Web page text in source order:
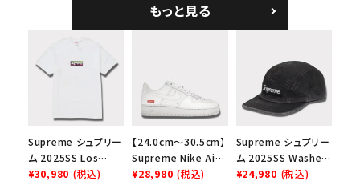
もっと見る
Supreme シュプリー
ム 2025SS Los
Angeles Fire Relief
¥30,980 (税込)
【24.0cm～30.5cm】
Supreme Nike Air
Force 1 Low シュプ
¥28,980 (税込)
Supreme シュプリー
ム 2025SS Washed
Chino Twill Camp
¥24,980 (税込)